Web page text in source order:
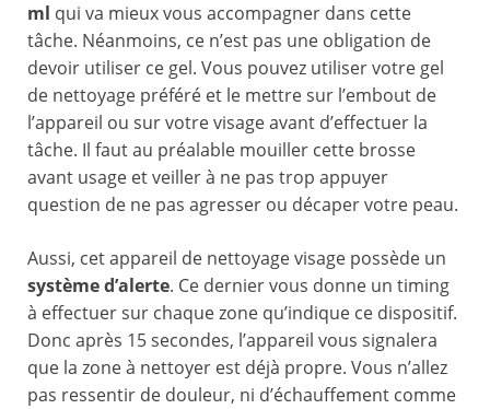
ml qui va mieux vous accompagner dans cette
tâche. Néanmoins, ce n’est pas une obligation de
devoir utiliser ce gel. Vous pouvez utiliser votre gel
de nettoyage préféré et le mettre sur l’embout de
l’appareil ou sur votre visage avant d’effectuer la
tâche. Il faut au préalable mouiller cette brosse
avant usage et veiller à ne pas trop appuyer
question de ne pas agresser ou décaper votre peau.
Aussi, cet appareil de nettoyage visage possède un
système d’alerte. Ce dernier vous donne un timing
à effectuer sur chaque zone qu’indique ce dispositif.
Donc après 15 secondes, l’appareil vous signalera
que la zone à nettoyer est déjà propre. Vous n’allez
pas ressentir de douleur, ni d’échauffement comme